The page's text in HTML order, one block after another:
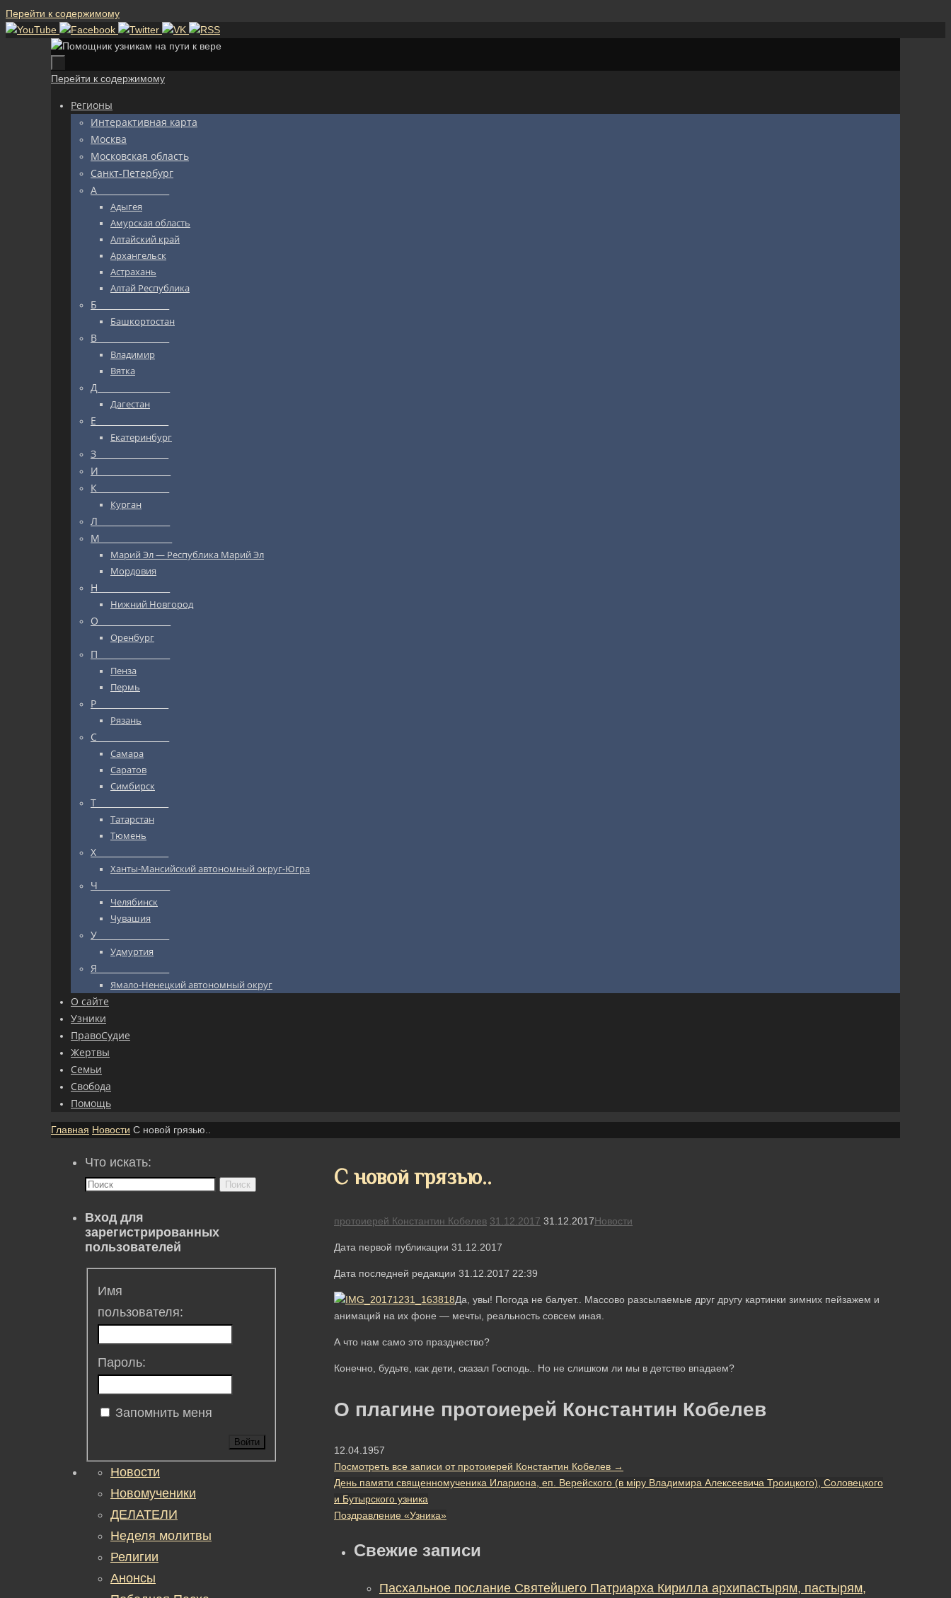
Перейти к содержимому
Перейти к содержимому
Регионы
Интерактивная карта
Москва
Московская область
Санкт-Петербург
А_________________
Адыгея
Амурская область
Алтайский край
Архангельск
Астрахань
Алтай Республика
Б_________________
Башкортостан
В_________________
Владимир
Вятка
Д_________________
Дагестан
Е_________________
Екатеринбург
З_________________
И_________________
К_________________
Курган
Л_________________
М_________________
Марий Эл — Республика Марий Эл
Мордовия
Н_________________
Нижний Новгород
О_________________
Оренбург
П_________________
Пенза
Пермь
Р_________________
Рязань
С_________________
Самара
Саратов
Симбирск
Т_________________
Татарстан
Тюмень
Х_________________
Ханты-Мансийский автономный округ-Югра
Ч_________________
Челябинск
Чувашия
У_________________
Удмуртия
Я_________________
Ямало-Ненецкий автономный округ
О сайте
Узники
ПравоСудие
Жертвы
Семьи
Свобода
Помощь
Главная Новости С новой грязью..
С новой грязью..
протоиерей Константин Кобелев 31.12.2017 31.12.2017Новости
Дата первой публикации 31.12.2017
Дата последней редакции 31.12.2017 22:39
Да, увы! Погода не балует.. Массово разсылаемые друг другу картинки зимних пейзажем и
анимаций на их фоне — мечты, реальность совсем иная.
А что нам само это празднество?
Конечно, будьте, как дети, сказал Господь.. Но не слишком ли мы в детство впадаем?
О плагине протоиерей Константин Кобелев
12.04.1957
Посмотреть все записи от протоиерей Константин Кобелев →
День памяти священномученика Илариона, еп. Верейского (в мiру Владимира Алексеевича Троицкого), Соловецкого
и Бутырского узника
Поздравление «Узника»
Свежие записи
Пасхальное послание Святейшего Патриарха Кирилла архипастырям, пастырям,
Что искать:
Поиск
Вход для
зарегистрированных
пользователей
Имя
пользователя:
Пароль:
Запомнить меня
Войти
Новости
Новомученики
ДЕЛАТЕЛИ
Неделя молитвы
Религии
Анонсы